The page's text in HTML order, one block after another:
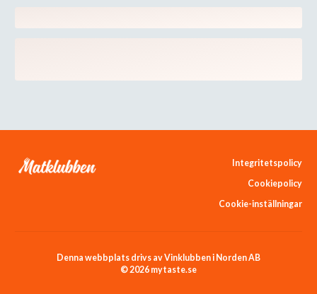
Integritetspolicy
Cookiepolicy
Cookie-inställningar
Denna webbplats drivs av Vinklubben i Norden AB
© 2026 mytaste.se